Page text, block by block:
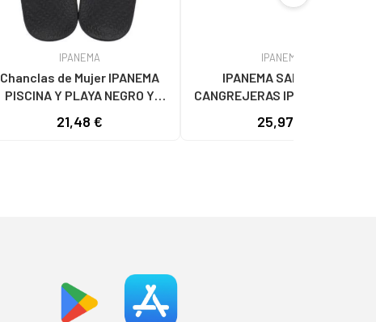
IPANEMA
Chanclas de Mujer IPANEMA
PISCINA Y PLAYA NEGRO Y
21,48 €
IPANEMA
IPANEMA SANDALIAS
CANGREJERAS IP83809BP425
25,97 €